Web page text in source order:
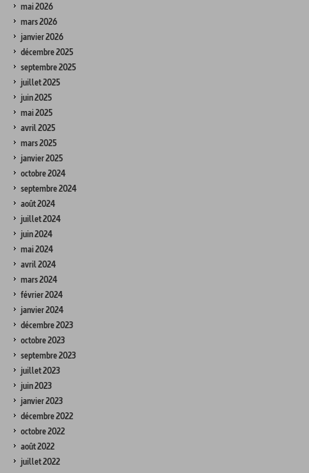
mai 2026
mars 2026
janvier 2026
décembre 2025
septembre 2025
juillet 2025
juin 2025
mai 2025
avril 2025
mars 2025
janvier 2025
octobre 2024
septembre 2024
août 2024
juillet 2024
juin 2024
mai 2024
avril 2024
mars 2024
février 2024
janvier 2024
décembre 2023
octobre 2023
septembre 2023
juillet 2023
juin 2023
janvier 2023
décembre 2022
octobre 2022
août 2022
juillet 2022